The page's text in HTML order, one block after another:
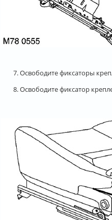
7. Освободите фиксаторы
8. Освободите фиксатор